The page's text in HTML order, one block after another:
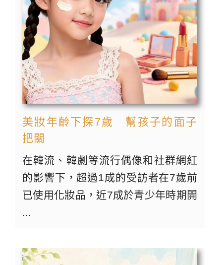
美妝年齡下探7歲 幫孩子的面子
把關
在韓流、韓劇等流行偶像和社群網紅
的影響下，超過1成的受訪者在7歲前
已使用化妝品，近7成於青少年時期開
...